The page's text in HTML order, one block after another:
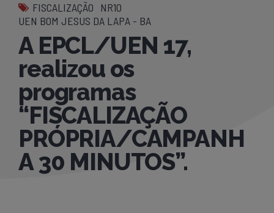
FISCALIZAÇÃO
NR10
UEN BOM JESUS DA LAPA - BA
A EPCL/UEN 17,
realizou os
programas
“FISCALIZAÇÃO
PRÓPRIA/CAMPANH
A 30 MINUTOS”.